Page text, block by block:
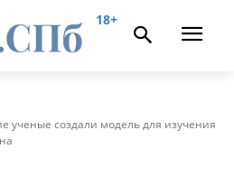
18+
ученые создали модель для изучения